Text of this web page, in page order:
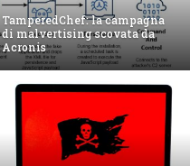
TamperedChef: la campagna
di malvertising scovata da
Acronis